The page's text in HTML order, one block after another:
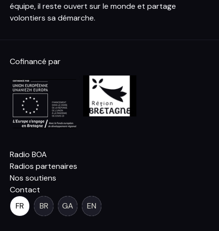
équipe, il reste ouvert sur le monde et partage
volontiers sa démarche.
Cofinancé par
Radio BOA
Radios partenaires
Nos soutiens
Contact
FR
BR GA EN